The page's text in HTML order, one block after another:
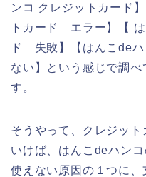
ンコ クレジットカード
トカード エラー】【
ド 失敗】【はんこde
ない】という感じで調
す。
そうやって、クレジッ
いけば、はんこdeハン
使えない原因の１つに